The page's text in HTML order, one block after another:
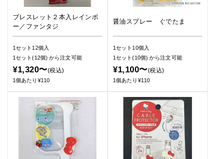
ブレスレット２本入レインボ
ー／ファンタジ
1セット12個入
1セット(12個)から注文可能
¥1,320〜(税込)
1個あたり¥110
醤油スプレー ぐでたま
1セット10個入
1セット(10個)から注文可能
¥1,100〜(税込)
1個あたり¥110